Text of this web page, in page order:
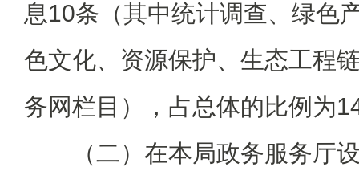
息10条（其中统计调查、绿色
色文化、资源保护、生态工程
务网栏目），占总体的比例为
（二）在本局政务服务厅设